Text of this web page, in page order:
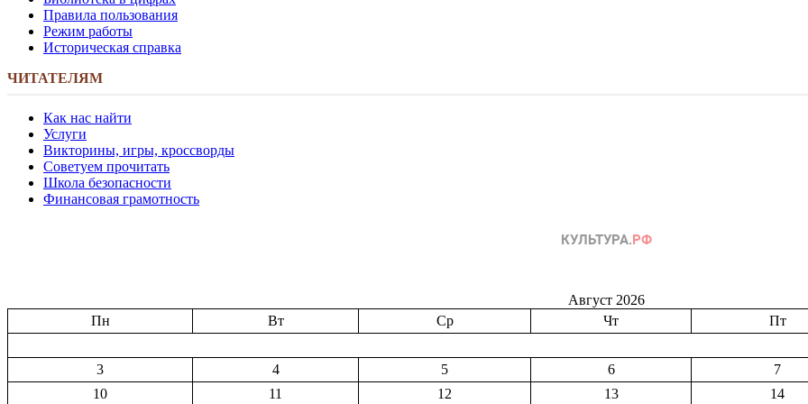
Правила пользования
Режим работы
Историческая справка
ЧИТАТЕЛЯМ
Как нас найти
Услуги
Викторины, игры, кроссворды
Советуем прочитать
Школа безопасности
Финансовая грамотность
Август 2026
Пн
Вт Ср Чт Пт
3
4 5 6 7
10
11 12 13 14